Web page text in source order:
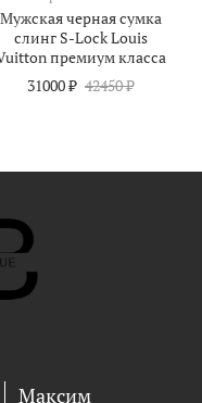
Мужская черная сумка
слинг S-Lock Louis
премиум класса
31000 ₽ 42450 ₽
Максим